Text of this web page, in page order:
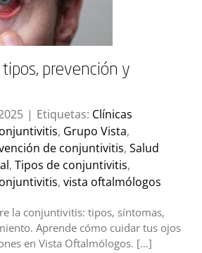
prevención y
| Etiquetas: Clínicas
, Grupo Vista,
de conjuntivitis, Salud
, Tipos de conjuntivitis,
, vista oftalmólogos
la conjuntivitis: tipos, síntomas,
Aprende cómo cuidar tus ojos
en Vista Oftalmólogos. […]